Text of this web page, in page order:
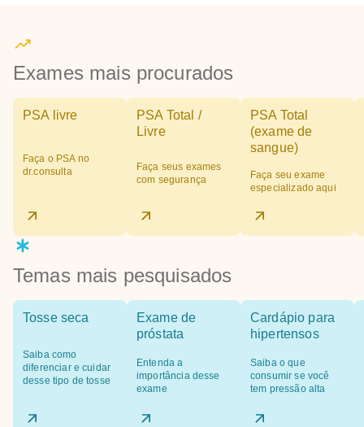
Exames mais procurados
PSA livre
Faça o PSA no
dr.consulta
PSA Total /
Livre
Faça seus exames
com segurança
PSA Total
(exame de
sangue)
Faça seu exame
especializado aqui
Temas mais pesquisados
Tosse seca
Saiba como
diferenciar e cuidar
desse tipo de tosse
Exame de
próstata
Entenda a
importância desse
exame
Cardápio para
hipertensos
Saiba o que
consumir se você
tem pressão alta